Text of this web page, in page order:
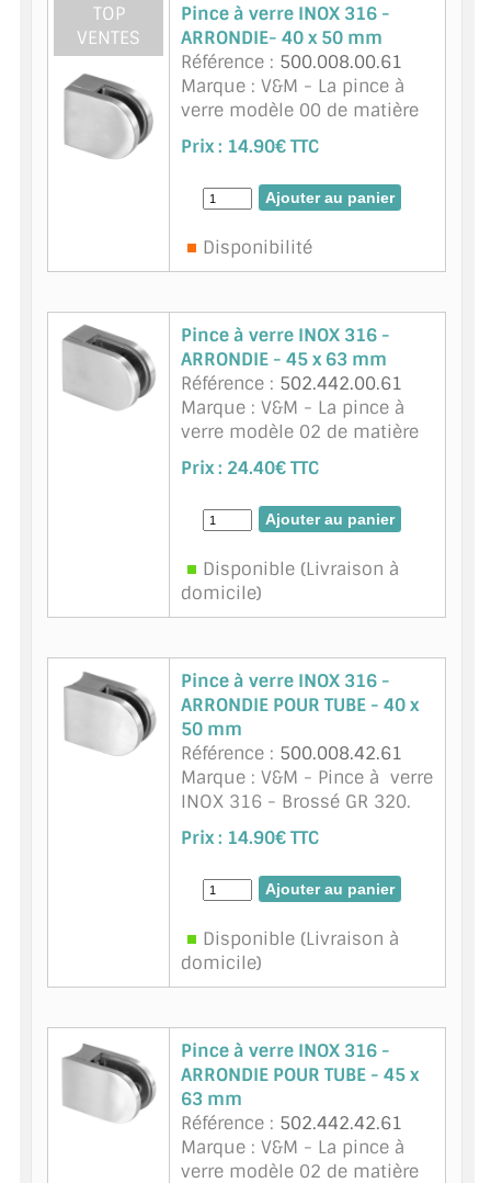
ACCESSOIRES EN PROMOTIONS
EXEMPLES, RÉALISATIONS, INSPIRATIONS
NUANCIER RAL
A PROPOS DE LA LIVRAISON
COMPTE PRO
MON PANIER
NOUS TROUVER - BUC 78
NOUS CONTACTER
TOP
VENTES
Pince à verre INOX 316 -
ARRONDIE- 40 x 50 mm
Référence : 500.008.00.61
Marque : V&M - La pince à
verre modèle 00 de matière
inox 316 - finition inox
brossé est disponible pour
du verre d'épaisseur 8 mm.
Cette pince à verre à fond
Prix : 14.90€ TTC
Disponibilité
Pince à verre INOX 316 -
ARRONDIE - 45 x 63 mm
Référence : 502.442.00.61
Marque : V&M - La pince à
verre modèle 02 de matière
inox 316 - finition inox
brossé est disponible pour
du verre d'épaisseur 8.76
mm. Cette pince à verre à
Prix : 24.40€ TTC
Disponible (Livraison à
domicile)
Pince à verre INOX 316 -
ARRONDIE POUR TUBE - 40 x
50 mm
Référence : 500.008.42.61
Marque : V&M - Pince à verre
INOX 316 - Brossé GR 320.
Matière : Inox 316 - Brossé
GR320. T (mm) : 8. Une pince
à verre indéfectible et
durable en inox. Nous
Prix : 14.90€ TTC
Disponible (Livraison à
domicile)
Pince à verre INOX 316 -
ARRONDIE POUR TUBE - 45 x
63 mm
Référence : 502.442.42.61
Marque : V&M - La pince à
verre modèle 02 de matière